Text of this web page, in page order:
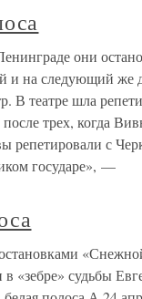
они
и на следующий же
В театре шла
трех, когда
репетировали с
государе», —
«зебре» судьбы